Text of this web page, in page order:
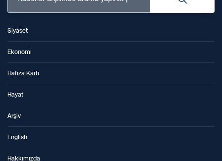
Siyaset
Ekonomi
Hafıza Kartı
Hayat
Arşiv
English
Hakkımızda